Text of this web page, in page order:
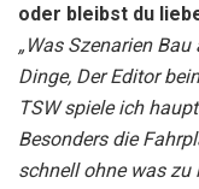
oder bleibst du
„Was Szenarien
Dinge, Der Editor
TSW spiele ich
Besonders die
schnell ohne was zu